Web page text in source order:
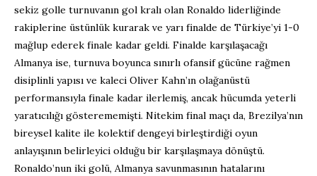
sekiz golle turnuvanın gol kralı olan Ronaldo liderliğinde
rakiplerine üstünlük kurarak ve yarı finalde de Türkiye’yi 1-0
mağlup ederek finale kadar geldi. Finalde karşılaşacağı
Almanya ise, turnuva boyunca sınırlı ofansif gücüne rağmen
disiplinli yapısı ve kaleci Oliver Kahn’ın olağanüstü
performansıyla finale kadar ilerlemiş, ancak hücumda yeterli
yaratıcılığı gösterememişti. Nitekim final maçı da, Brezilya’nın
bireysel kalite ile kolektif dengeyi birleştirdiği oyun
anlayışının belirleyici olduğu bir karşılaşmaya dönüştü.
Ronaldo’nun iki golü, Almanya savunmasının hatalarını